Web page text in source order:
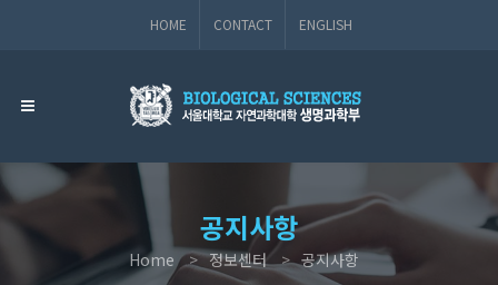
HOME CONTACT ENGLISH
공지사항
Home 정보센터 공지사항